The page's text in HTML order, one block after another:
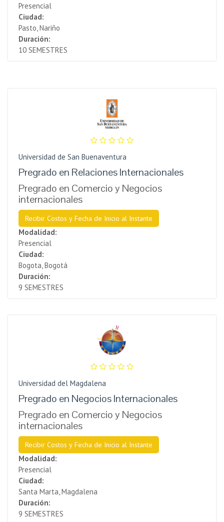
Presencial
Ciudad:
Pasto, Nariño
Duración:
10 SEMESTRES
Universidad de San Buenaventura
Pregrado en Relaciones Internacionales
Pregrado en Comercio y Negocios
internacionales
Recibir Costos y Fecha de Inicio al Instante
Modalidad:
Presencial
Ciudad:
Bogota, Bogotá
Duración:
9 SEMESTRES
Universidad del Magdalena
Pregrado en Negocios Internacionales
Pregrado en Comercio y Negocios
internacionales
Recibir Costos y Fecha de Inicio al Instante
Modalidad:
Presencial
Ciudad:
Santa Marta, Magdalena
Duración:
9 SEMESTRES